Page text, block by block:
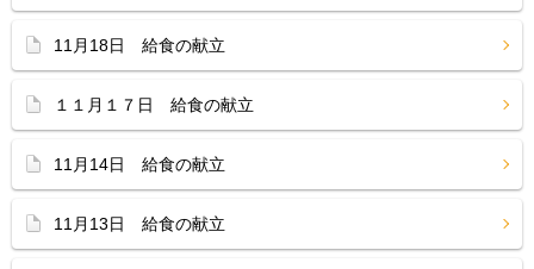
11月18日 給食の献立
１１月１７日 給食の献立
11月14日 給食の献立
11月13日 給食の献立